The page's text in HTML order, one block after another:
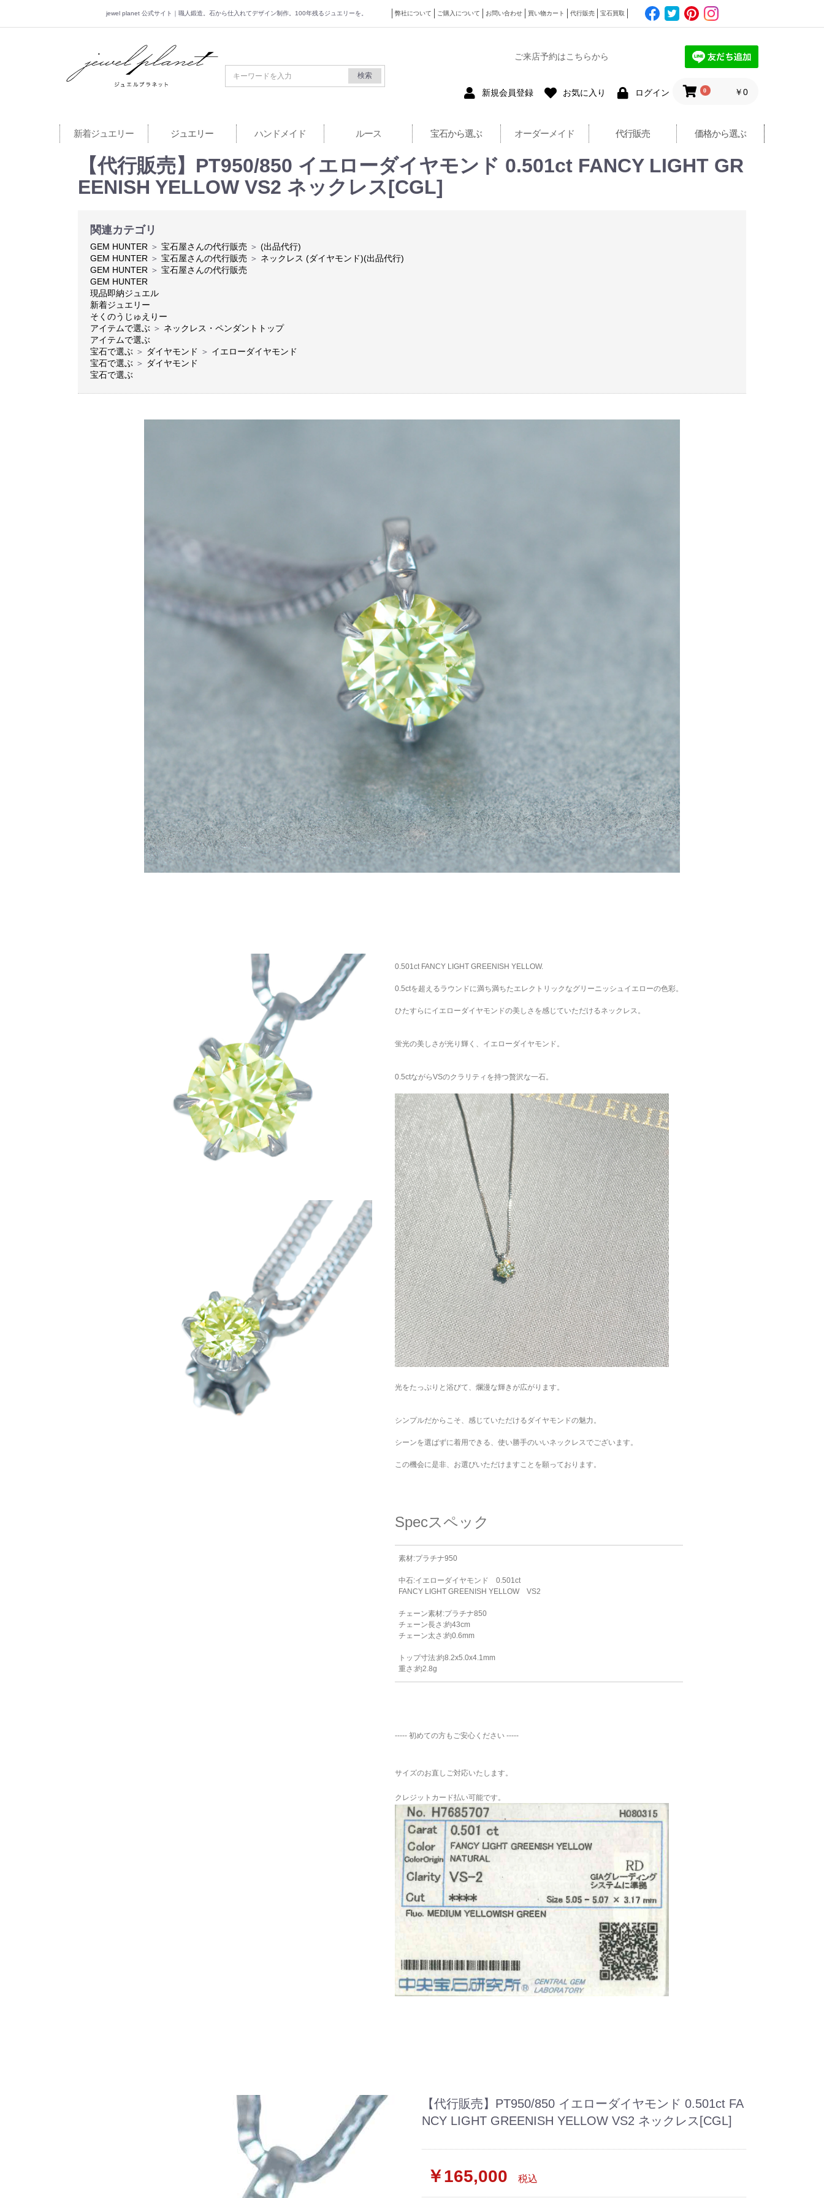
jewel planet 公式サイト｜職人鍛造。石から仕入れてデザイン制作。100年残るジュエリーを。 弊社について ご購入について お問い合わせ 買い物カート 代行販売 宝石買取
jewel planet 公式サイト
検索
ご来店予約はこちらから
新規会員登録 お気に入り ログイン 0 ￥0
新着ジュエリー ジュエリー ハンドメイド ルース 宝石から選ぶ オーダーメイド 代行販売 価格から選ぶ
【代行販売】PT950/850 イエローダイヤモンド 0.501ct FANCY LIGHT GR
EENISH YELLOW VS2 ネックレス[CGL]
関連カテゴリ
GEM HUNTER ＞ 宝石屋さんの代行販売 ＞ (出品代行)
GEM HUNTER ＞ 宝石屋さんの代行販売 ＞ ネックレス (ダイヤモンド)(出品代行)
GEM HUNTER ＞ 宝石屋さんの代行販売
GEM HUNTER
現品即納ジュエル
新着ジュエリー
そくのうじゅえりー
アイテムで選ぶ ＞ ネックレス・ペンダントトップ
アイテムで選ぶ
宝石で選ぶ ＞ ダイヤモンド ＞ イエローダイヤモンド
宝石で選ぶ ＞ ダイヤモンド
宝石で選ぶ
0.501ct FANCY LIGHT GREENISH YELLOW.
0.5ctを超えるラウンドに満ち満ちたエレクトリックなグリーニッシュイエローの色彩。
ひたすらにイエローダイヤモンドの美しさを感じていただけるネックレス。
蛍光の美しさが光り輝く、イエローダイヤモンド。
0.5ctながらVSのクラリティを持つ贅沢な一石。
光をたっぷりと浴びて、爛漫な輝きが広がります。
シンプルだからこそ、感じていただけるダイヤモンドの魅力。
シーンを選ばずに着用できる、使い勝手のいいネックレスでございます。
この機会に是非、お選びいただけますことを願っております。
Specスペック
素材:プラチナ950
中石:イエローダイヤモンド 0.501ct
FANCY LIGHT GREENISH YELLOW VS2
チェーン素材:プラチナ850
チェーン長さ:約43cm
チェーン太さ:約0.6mm
トップ寸法:約8.2x5.0x4.1mm
重さ:約2.8g
----- 初めての方もご安心ください -----
サイズのお直しご対応いたします。
クレジットカード払い可能です。
【代行販売】PT950/850 イエローダイヤモンド 0.501ct FA
NCY LIGHT GREENISH YELLOW VS2 ネックレス[CGL]
￥165,000 税込
カートを見る お買い物を続ける